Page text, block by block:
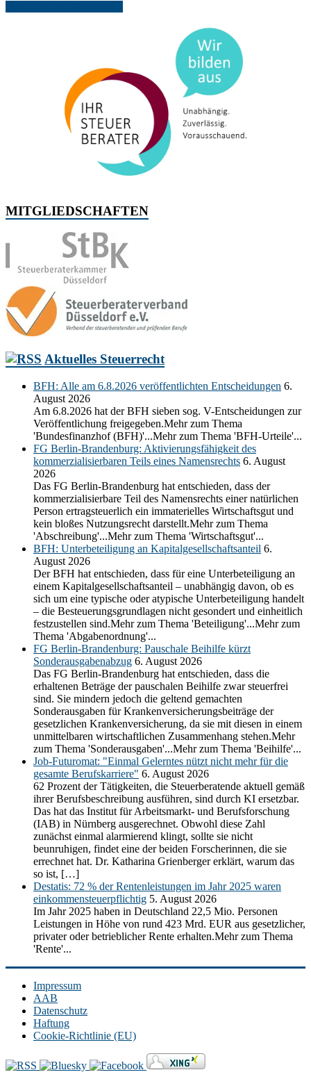
MITGLIEDSCHAFTEN
Aktuelles Steuerrecht
BFH: Alle am 6.8.2026 veröffentlichten Entscheidungen 6.
August 2026
Am 6.8.2026 hat der BFH sieben sog. V-Entscheidungen zur
Veröffentlichung freigegeben.Mehr zum Thema
'Bundesfinanzhof (BFH)'...Mehr zum Thema 'BFH-Urteile'...
FG Berlin-Brandenburg: Aktivierungsfähigkeit des
kommerzialisierbaren Teils eines Namensrechts 6. August
2026
Das FG Berlin-Brandenburg hat entschieden, dass der
kommerzialisierbare Teil des Namensrechts einer natürlichen
Person ertragsteuerlich ein immaterielles Wirtschaftsgut und
kein bloßes Nutzungsrecht darstellt.Mehr zum Thema
'Abschreibung'...Mehr zum Thema 'Wirtschaftsgut'...
BFH: Unterbeteiligung an Kapitalgesellschaftsanteil 6.
August 2026
Der BFH hat entschieden, dass für eine Unterbeteiligung an
einem Kapitalgesellschaftsanteil – unabhängig davon, ob es
sich um eine typische oder atypische Unterbeteiligung handelt
– die Besteuerungsgrundlagen nicht gesondert und einheitlich
festzustellen sind.Mehr zum Thema 'Beteiligung'...Mehr zum
Thema 'Abgabenordnung'...
FG Berlin-Brandenburg: Pauschale Beihilfe kürzt
Sonderausgabenabzug 6. August 2026
Das FG Berlin-Brandenburg hat entschieden, dass die
erhaltenen Beträge der pauschalen Beihilfe zwar steuerfrei
sind. Sie mindern jedoch die geltend gemachten
Sonderausgaben für Krankenversicherungsbeiträge der
gesetzlichen Krankenversicherung, da sie mit diesen in einem
unmittelbaren wirtschaftlichen Zusammenhang stehen.Mehr
zum Thema 'Sonderausgaben'...Mehr zum Thema 'Beihilfe'...
Job-Futuromat: "Einmal Gelerntes nützt nicht mehr für die
gesamte Berufskarriere" 6. August 2026
62 Prozent der Tätigkeiten, die Steuerberatende aktuell gemäß
ihrer Berufsbeschreibung ausführen, sind durch KI ersetzbar.
Das hat das Institut für Arbeitsmarkt- und Berufsforschung
(IAB) in Nürnberg ausgerechnet. Obwohl diese Zahl
zunächst einmal alarmierend klingt, sollte sie nicht
beunruhigen, findet eine der beiden Forscherinnen, die sie
errechnet hat. Dr. Katharina Grienberger erklärt, warum das
so ist, […]
Destatis: 72 % der Rentenleistungen im Jahr 2025 waren
einkommensteuerpflichtig 5. August 2026
Im Jahr 2025 haben in Deutschland 22,5 Mio. Personen
Leistungen in Höhe von rund 423 Mrd. EUR aus gesetzlicher,
privater oder betrieblicher Rente erhalten.Mehr zum Thema
'Rente'...
Impressum
AAB
Datenschutz
Haftung
Cookie-Richtlinie (EU)